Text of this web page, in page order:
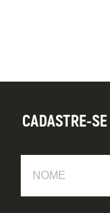
CADASTRE-